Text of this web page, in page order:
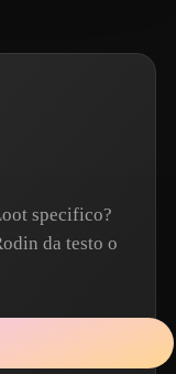
specifico?
da testo o